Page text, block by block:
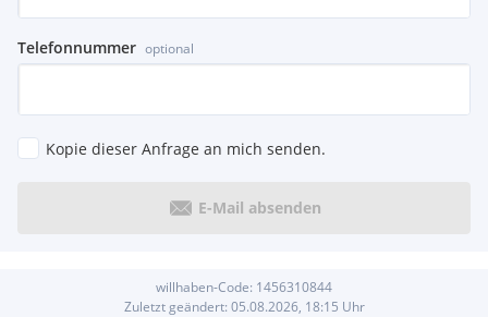
Telefonnummer optional
Kopie dieser Anfrage an mich senden.
E-Mail absenden
willhaben-Code: 1456310844
Zuletzt geändert: 05.08.2026, 18:15 Uhr